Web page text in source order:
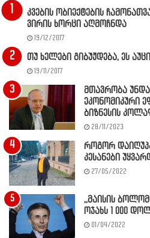
კვების ობიექტების
ვირის ხორცი აღმოჩნდა
19/12/2017
თუ ხელები გიბუჟდება, ეს
19/11/2017
მთავრობა
ეკონომიკური
ბიზნესის
28/11/2023
როგორ
კესანები
27/05/2022
,,მაისის
ოჯახს 1 000
01/04/2022